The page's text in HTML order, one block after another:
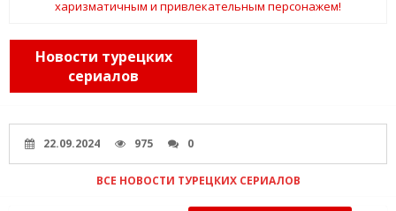
Новости турецких
сериалов
22.09.2024 975 0
ВСЕ НОВОСТИ ТУРЕЦКИХ СЕРИАЛОВ